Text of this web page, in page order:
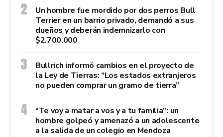
Un hombre fue mordido por dos perros Bull
Terrier en un barrio privado, demandó a sus
dueños y deberán indemnizarlo con
$2.700.000
Bullrich informó cambios en el proyecto de
la Ley de Tierras: “Los estados extranjeros
no pueden comprar un gramo de tierra”
“Te voy a matar a vos y a tu familia”: un
hombre golpeó y amenazó a un adolescente
a la salida de un colegio en Mendoza